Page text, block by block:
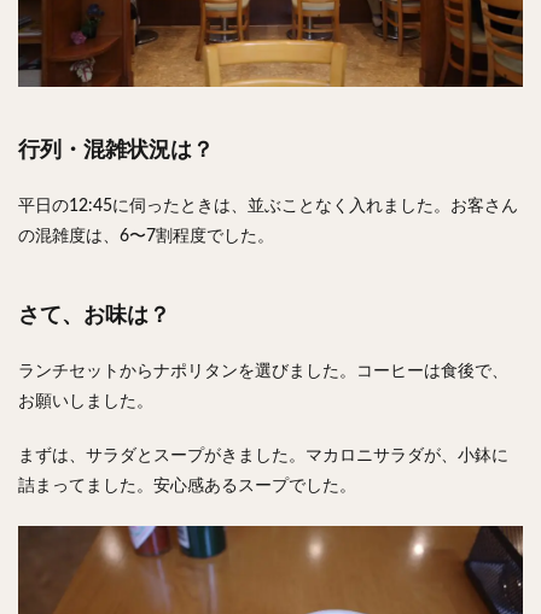
行列・混雑状況は？
平日の12:45に伺ったときは、並ぶことなく入れました。お客さん
の混雑度は、6〜7割程度でした。
さて、お味は？
ランチセットからナポリタンを選びました。コーヒーは食後で、
お願いしました。
まずは、サラダとスープがきました。マカロニサラダが、小鉢に
詰まってました。安心感あるスープでした。